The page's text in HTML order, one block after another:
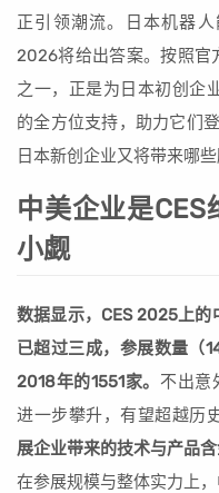
正引领潮流。日本机器
2026将给出答案。按照官
之一，正是为日本初创企
的全方位支持，助力它们
日本新创企业又将带来哪
中美企业是
小觑
数据显示，CES 2025上的
已超过三成，参展数量（
2018年的1551家。 不出意
进一步攀升，有望超越历
展企业带来的技术与产品含
在参展规模与整体实力上